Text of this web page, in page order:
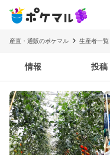
産直・通販のポケマル 生産者一覧
情報 投稿